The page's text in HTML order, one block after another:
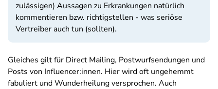
zulässigen) Aussagen zu Erkrankungen natürlich
kommentieren bzw. richtigstellen - was seriöse
Vertreiber auch tun (sollten).
Gleiches gilt für Direct Mailing, Postwurfsendungen und
Posts von Influencer:innen. Hier wird oft ungehemmt
fabuliert und Wunderheilung versprochen. Auch